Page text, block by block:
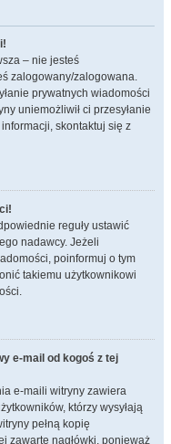
– nie jesteś
zalogowany/zalogowana.
prywatnych wiadomości
uniemożliwił ci przesyłanie
skontaktuj się z
reguły ustawić
nadawcy. Jeżeli
poinformuj o tym
takiemu użytkownikowi
e-mail od kogoś z tej
e-maili witryny zawiera
którzy wysyłają
pełną kopię
zawarte nagłówki, ponieważ